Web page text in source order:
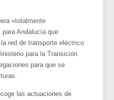
«totalmente
Andalucía que
red de transporte eléctrico
para la Transición
para que se
las actuaciones de